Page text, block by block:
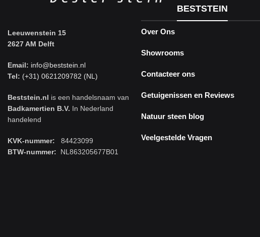
Leeuwenstein 15
2627 AM Delft
Email: info@beststein.nl
Tel: (+31) 0621209782 (NL)
Beststein.nl is een handelsnaam van
Badkamertien B.V. In Nederland
handelend
KVK-nummer: 84423099
BTW-nummer: NL863205677B01
BESTSTEIN
Over Ons
Showrooms
Contacteer ons
Getuigenissen en Reviews
Natuur steen blog
Veelgestelde Vragen